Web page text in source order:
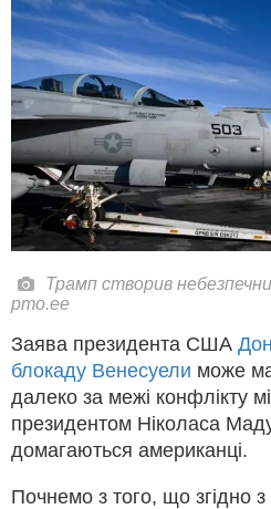
Трамп створив
pmo.ee
Заява президента США
блокаду Венесуели може
далеко за межі конфлікту
президентом Ніколаса
домагаються американці.
Почнемо з того, що згідно